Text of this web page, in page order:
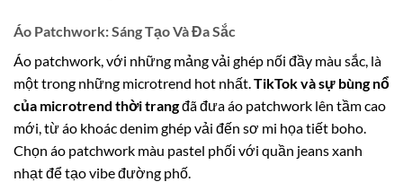
Áo Patchwork: Sáng Tạo Và Đa Sắc
Áo patchwork, với những mảng vải ghép nối đầy màu sắc, là
một trong những microtrend hot nhất. TikTok và sự bùng nổ
của microtrend thời trangđã đưa áo patchwork lên tầm cao
mới, từ áo khoác denim ghép vải đến sơ mi họa tiết boho.
Chọn áo patchwork màu pastel phối với quần jeans xanh
nhạt để tạo vibe đường phố.